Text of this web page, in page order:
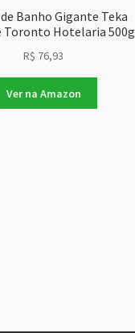
Banho Gigante Teka
Hotelaria 500g
R$ 76,93
Ver na Amazon